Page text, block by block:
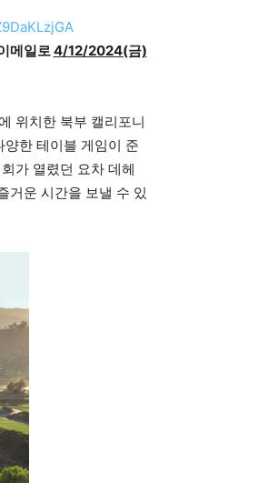
메일로4/12/2024(금)
위치한 북부 캘리포니
한 테이블 게임이 준
가 열렸던 요차 데헤
거운 시간을 보낼 수 있